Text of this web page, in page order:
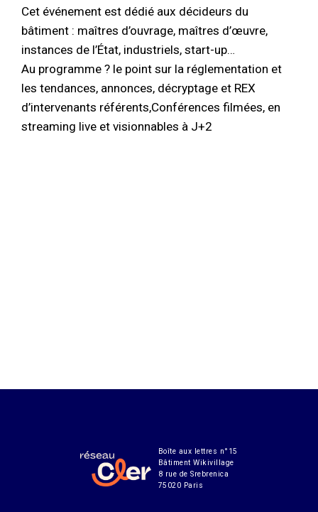
Cet événement est dédié aux décideurs du
bâtiment : maîtres d’ouvrage, maîtres d’œuvre,
instances de l’État, industriels, start-up…
Au programme ? le point sur la réglementation et
les tendances, annonces, décryptage et REX
d’intervenants référents,Conférences filmées, en
streaming live et visionnables à J+2
Boîte aux lettres n°15
Bâtiment Wikivillage
8 rue de Srebrenica
75020 Paris